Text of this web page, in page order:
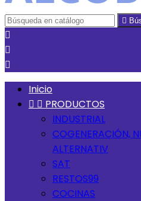




Inicio
  PRODUCTOS
INDUSTRIAL
COGENERACIÓN,
ALTERNATIV
SAT
RESTOS99
COCINAS